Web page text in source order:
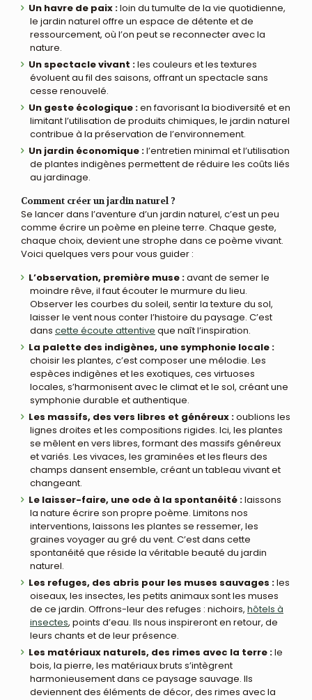
Un havre de paix :loin du tumulte de la vie quotidienne,
le jardin naturel offre un espace de détente et de
ressourcement, où l’on peut se reconnecter avec la
nature.
Un spectacle vivant :les couleurs et les textures
évoluent au fil des saisons, offrant un spectacle sans
cesse renouvelé.
Un geste écologique :en favorisant la biodiversité et en
limitant l’utilisation de produits chimiques, le jardin naturel
contribue à la préservation de l’environnement.
Un jardin économique :l’entretien minimal et l’utilisation
de plantes indigènes permettent de réduire les coûts liés
au jardinage.
Comment créer un jardin naturel ?
Se lancer dans l’aventure d’un jardin naturel, c’est un peu
comme écrire un poème en pleine terre. Chaque geste,
chaque choix, devient une strophe dans ce poème vivant.
Voici quelques vers pour vous guider :
L’observation, première muse :avant de semer le
moindre rêve, il faut écouter le murmure du lieu.
Observer les courbes du soleil, sentir la texture du sol,
laisser le vent nous conter l’histoire du paysage. C’est
dans cette écoute attentive que naît l’inspiration.
La palette des indigènes, une symphonie locale :
choisir les plantes, c’est composer une mélodie. Les
espèces indigènes et les exotiques, ces virtuoses
locales, s’harmonisent avec le climat et le sol, créant une
symphonie durable et authentique.
Les massifs, des vers libres et généreux :oublions les
lignes droites et les compositions rigides. Ici, les plantes
se mêlent en vers libres, formant des massifs généreux
et variés. Les vivaces, les graminées et les fleurs des
champs dansent ensemble, créant un tableau vivant et
changeant.
Le laisser-faire, une ode à la spontanéité :laissons
la nature écrire son propre poème. Limitons nos
interventions, laissons les plantes se ressemer, les
graines voyager au gré du vent. C’est dans cette
spontanéité que réside la véritable beauté du jardin
naturel.
Les refuges, des abris pour les muses sauvages :les
oiseaux, les insectes, les petits animaux sont les muses
de ce jardin. Offrons-leur des refuges : nichoirs, hôtels à
insectes, points d’eau. Ils nous inspireront en retour, de
leurs chants et de leur présence.
Les matériaux naturels, des rimes avec la terre :le
bois, la pierre, les matériaux bruts s’intègrent
harmonieusement dans ce paysage sauvage. Ils
deviennent des éléments de décor, des rimes avec la